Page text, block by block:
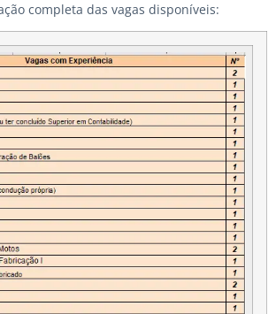
completa das vagas disponíveis: